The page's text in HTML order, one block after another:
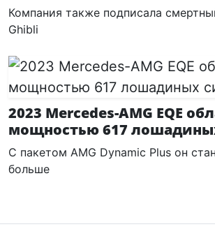
Компания также подписала
Ghibli
2023 Mercedes-AMG EQE
мощностью 617
С пакетом AMG Dynamic Plus он
больше